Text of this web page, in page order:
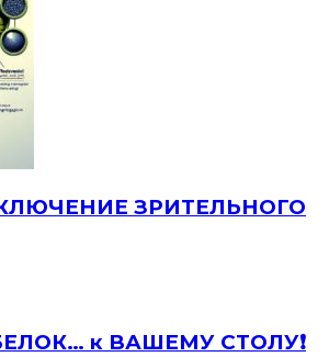
ЗРИТЕЛЬНОГО
к ВАШЕМУ СТОЛУ❗️